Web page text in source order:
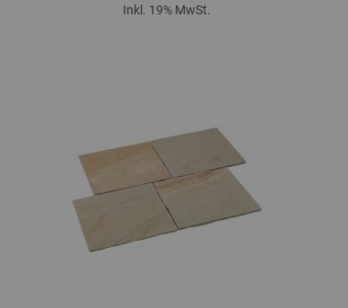
Inkl. 19% MwSt.